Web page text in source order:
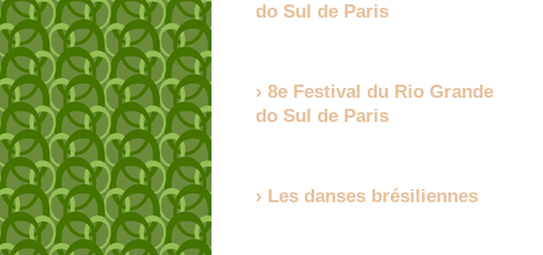
do Sul de Paris
8e Festival du Rio Grande
do Sul de Paris
Les danses brésiliennes